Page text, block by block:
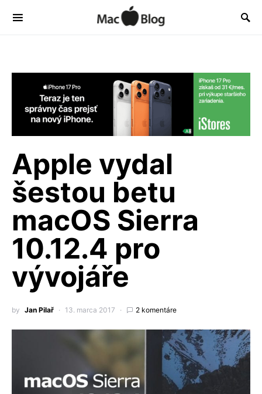
Apple vydal
šestou betu
macOS Sierra
10.12.4 pro
vývojáře
by Jan Pilař 13. marca 2017 2 komentáre